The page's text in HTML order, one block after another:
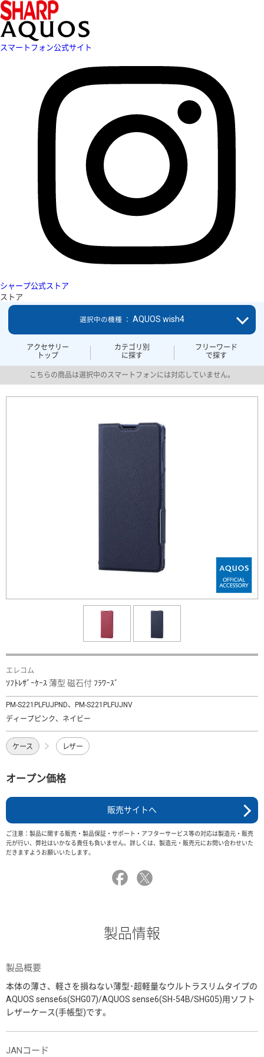
スマートフォン公式サイト
シャープ公式ストア
ストア
アクセサリー
トップ
カテゴリ別
に探す
フリーワード
で探す
選択中の機種 ： AQUOS wish4
こちらの商品は選択中のスマートフォンには対応していません。
エレコム
ｿﾌﾄﾚｻﾞｰｹｰｽ 薄型 磁石付 ﾌﾗﾜｰｽﾞ
PM-S221PLFUJPND、PM-S221PLFUJNV
ディープピンク、ネイビー
ケース レザー
オープン価格
販売サイトへ
ご注意：製品に関する販売・製品保証・サポート・アフターサービス等の対応は製造元・販売
元が行い、弊社はいかなる責任も負いません。詳しくは、製造元・販売元にお問い合わせいた
だきますようお願いいたします。
製品情報
製品概要
本体の薄さ、軽さを損ねない薄型･超軽量なウルトラスリムタイプの
AQUOS sense6s(SHG07)/AQUOS sense6(SH-54B/SHG05)用ソフト
レザーケース(手帳型)です。
JANコード